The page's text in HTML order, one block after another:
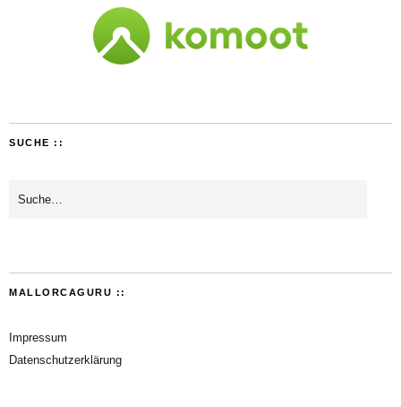
SUCHE ::
MALLORCAGURU ::
Impressum
Datenschutzerklärung